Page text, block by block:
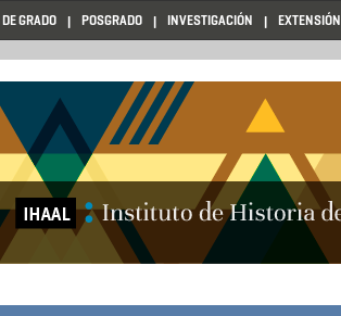
GRADO POSGRADO INVESTIGACIÓN EXTENSIÓN